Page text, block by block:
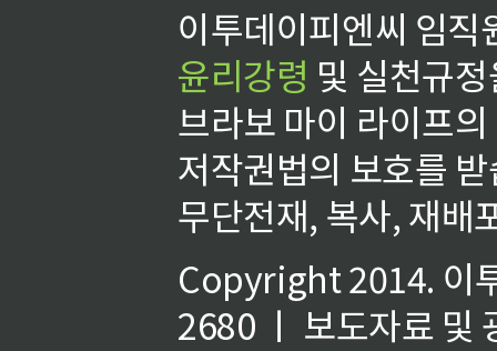
이투데이피엔씨 임
윤리강령 및 실천규
브라보 마이 라이프
저작권법의 보호를
무단전재, 복사, 재배
Copyright 2014. 이
2680 ㅣ 보도자료